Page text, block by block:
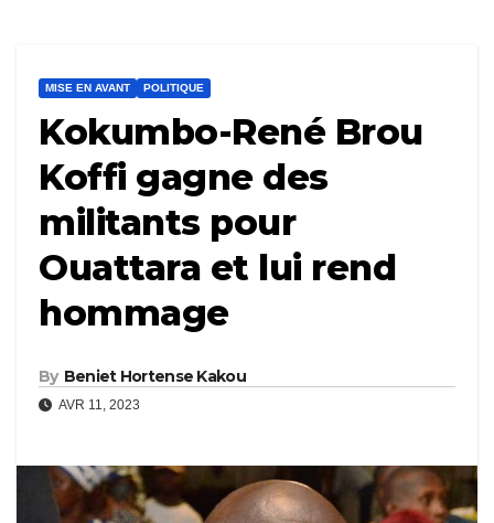
MISE EN AVANT POLITIQUE
Kokumbo-René Brou
Koffi gagne des
militants pour
Ouattara et lui rend
hommage
By Beniet Hortense Kakou
AVR 11, 2023